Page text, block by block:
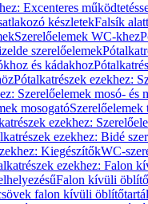
Excenteres
készletekFalsík
Szerelőelemek WC-khez
szerelőelemek
és kádakhoz
Pótalkatrészek ezekhez:
Szerelőelemek mosó- és
mosogató
ezekhez:
ezekhez: Bidé
KiegészítőkWC-
ezekhez: Falon
Falon kívüli
falon kívüli